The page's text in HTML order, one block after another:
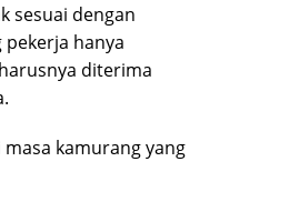
sesuai dengan
hanya
diterima
kamurang yang